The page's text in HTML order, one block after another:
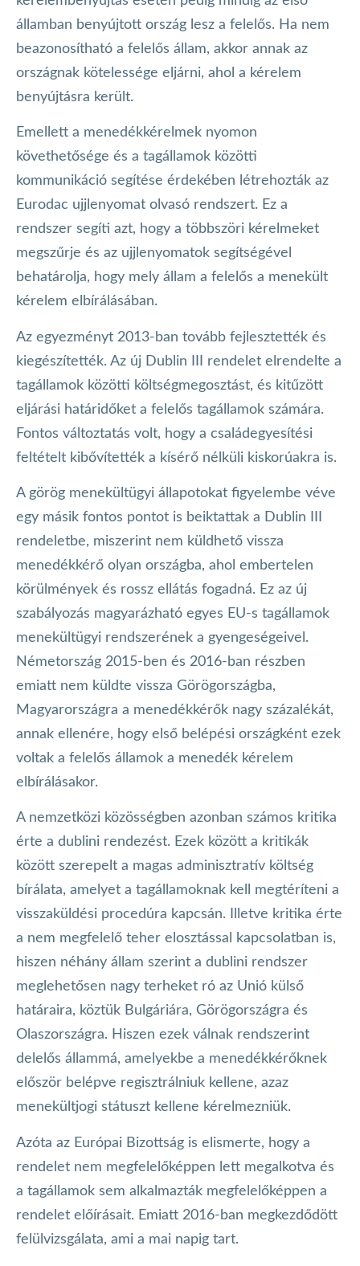
államban benyújtott ország lesz a felelős. Ha nem
beazonosítható a felelős állam, akkor annak az
országnak kötelessége eljárni, ahol a kérelem
benyújtásra került.
Emellett a menedékkérelmek nyomon
követhetősége és a tagállamok közötti
kommunikáció segítése érdekében létrehozták az
Eurodac ujjlenyomat olvasó rendszert. Ez a
rendszer segíti azt, hogy a többszöri kérelmeket
megszűrje és az ujjlenyomatok segítségével
behatárolja, hogy mely állam a felelős a menekült
kérelem elbírálásában.
Az egyezményt 2013-ban tovább fejlesztették és
kiegészítették. Az új Dublin III rendelet elrendelte a
tagállamok közötti költségmegosztást, és kitűzött
eljárási határidőket a felelős tagállamok számára.
Fontos változtatás volt, hogy a családegyesítési
feltételt kibővítették a kísérő nélküli kiskorúakra is.
A görög menekültügyi állapotokat figyelembe véve
egy másik fontos pontot is beiktattak a Dublin III
rendeletbe, miszerint nem küldhető vissza
menedékkérő olyan országba, ahol embertelen
körülmények és rossz ellátás fogadná. Ez az új
szabályozás magyarázható egyes EU-s tagállamok
menekültügyi rendszerének a gyengeségeivel.
Németország 2015-ben és 2016-ban részben
emiatt nem küldte vissza Görögországba,
Magyarországra a menedékkérők nagy százalékát,
annak ellenére, hogy első belépési országként ezek
voltak a felelős államok a menedék kérelem
elbírálásakor.
A nemzetközi közösségben azonban számos kritika
érte a dublini rendezést. Ezek között a kritikák
között szerepelt a magas adminisztratív költség
bírálata, amelyet a tagállamoknak kell megtéríteni a
visszaküldési procedúra kapcsán. Illetve kritika érte
a nem megfelelő teher elosztással kapcsolatban is,
hiszen néhány állam szerint a dublini rendszer
meglehetősen nagy terheket ró az Unió külső
határaira, köztük Bulgáriára, Görögországra és
Olaszországra. Hiszen ezek válnak rendszerint
delelős állammá, amelyekbe a menedékkérőknek
először belépve regisztrálniuk kellene, azaz
menekültjogi státuszt kellene kérelmezniük.
Azóta az Európai Bizottság is elismerte, hogy a
rendelet nem megfelelőképpen lett megalkotva és
a tagállamok sem alkalmazták megfelelőképpen a
rendelet előírásait. Emiatt 2016-ban megkezdődött
felülvizsgálata, ami a mai napig tart.